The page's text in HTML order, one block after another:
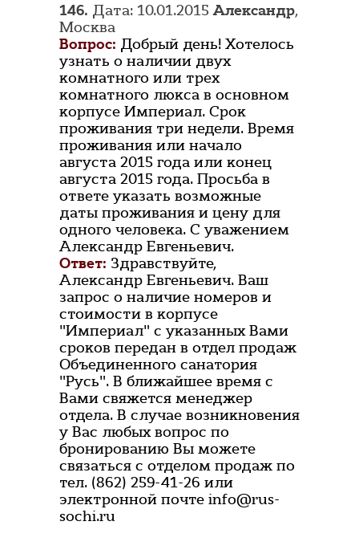
146. Дата: 10.01.2015Александр,
Москва
Вопрос: Добрый день! Хотелось
узнать о наличии двух
комнатного или трех
комнатного люкса в основном
корпусе Империал. Срок
проживания три недели. Время
проживания или начало
августа 2015 года или конец
августа 2015 года. Просьба в
ответе указать возможные
даты проживания и цену для
одного человека. С уважением
Александр Евгеньевич.
Ответ: Здравствуйте,
Александр Евгеньевич. Ваш
запрос о наличие номеров и
стоимости в корпусе
"Империал" с указанных Вами
сроков передан в отдел продаж
Объединенного санатория
"Русь". В ближайшее время с
Вами свяжется менеджер
отдела. В случае возникновения
у Вас любых вопрос по
бронированию Вы можете
связаться с отделом продаж по
тел. (862) 259-41-26 или
электронной почте info@rus-
sochi.ru